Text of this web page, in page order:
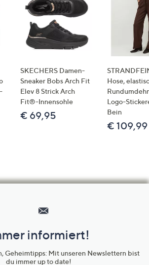
SKECHERS Damen-
Sneaker Bobs Arch Fit
Elev 8 Strick Arch
Fit®-Innensohle
€ 69,95
Hose,
Logo-
Bein
€ 109,99
informiert!
Geheimtipps: Mit unseren Newslettern bist
du immer up to date!